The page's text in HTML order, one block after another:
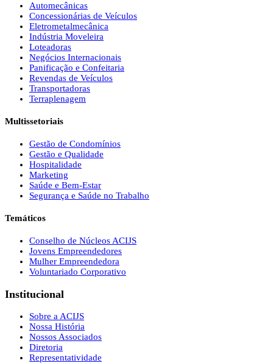
Automecânicas
Concessionárias de Veículos
Eletrometalmecânica
Indústria Moveleira
Loteadoras
Negócios Internacionais
Panificação e Confeitaria
Revendas de Veículos
Transportadoras
Terraplenagem
Multissetoriais
Gestão de Condomínios
Gestão e Qualidade
Hospitalidade
Marketing
Saúde e Bem-Estar
Segurança e Saúde no Trabalho
Temáticos
Conselho de Núcleos ACIJS
Jovens Empreendedores
Mulher Empreendedora
Voluntariado Corporativo
Institucional
Sobre a ACIJS
Nossa História
Nossos Associados
Diretoria
Representatividade